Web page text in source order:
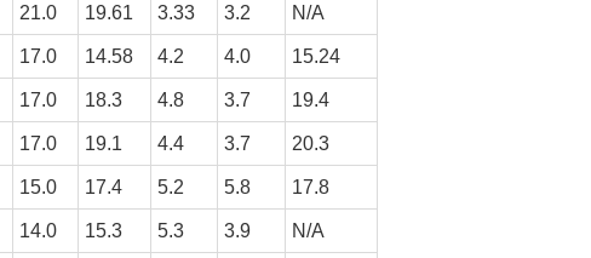
21.0 19.61 3.33 3.2 N/A
17.0 14.58 4.2 4.0 15.24
17.0 18.3 4.8 3.7 19.4
17.0 19.1 4.4 3.7 20.3
15.0 17.4 5.2 5.8 17.8
14.0 15.3 5.3 3.9 N/A